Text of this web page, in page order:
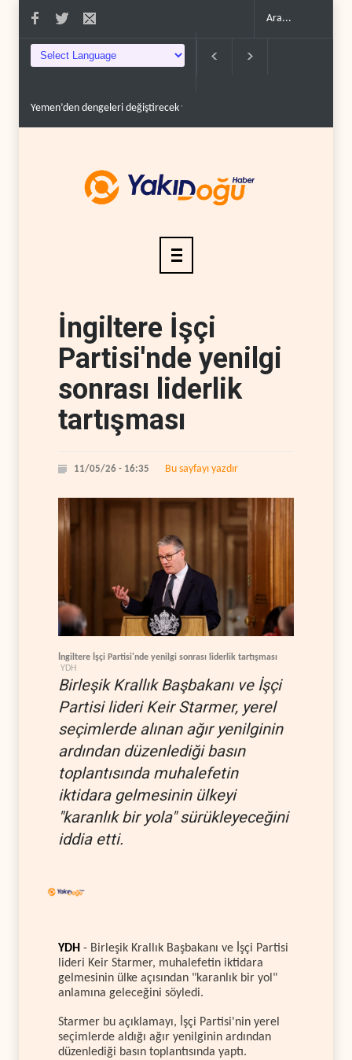
dengeleri değiştirecek yeni askeri denklem..
İngiltere İşçi
Partisi'nde yenilgi
sonrası liderlik
tartışması
11/05/26 - 16:35 Bu sayfayı yazdır
İngiltere İşçi Partisi'nde yenilgi sonrası liderlik tartışması
YDH
Birleşik Krallık Başbakanı ve İşçi
Partisi lideri Keir Starmer, yerel
seçimlerde alınan ağır yenilginin
ardından düzenlediği basın
toplantısında muhalefetin
iktidara gelmesinin ülkeyi
"karanlık bir yola" sürükleyeceğini
iddia etti.
YDH - Birleşik Krallık Başbakanı ve İşçi Partisi
lideri Keir Starmer, muhalefetin iktidara
gelmesinin ülke açısından "karanlık bir yol"
anlamına geleceğini söyledi.
Starmer bu açıklamayı, İşçi Partisi'nin yerel
seçimlerde aldığı ağır yenilginin ardından
düzenlediği basın toplantısında yaptı.